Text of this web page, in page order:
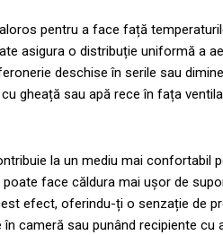
pentru a face față
asigura o distribuție uniformă a
deschise în serile sau
gheață sau apă rece în fața
la un mediu mai confortabil
face căldura mai ușor de
efect, oferindu-ți o senzație de
cameră sau punând recipiente cu